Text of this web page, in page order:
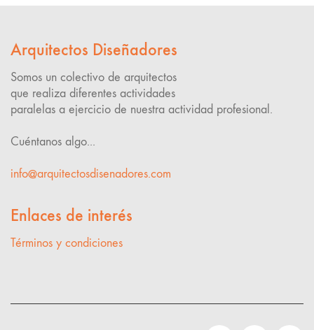
Arquitectos Diseñadores
Somos un colectivo de arquitectos
que realiza diferentes actividades
paralelas a ejercicio de nuestra actividad profesional.
Cuéntanos algo...
info@arquitectosdisenadores.com
Enlaces de interés
Términos y condiciones